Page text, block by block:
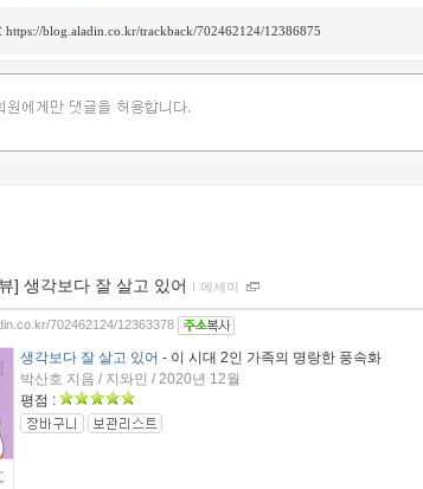
https://blog.aladin.co.kr/trackback/702462124/12386875
] 생각보다 잘 살고 있어 ｌ 에세이
702462124/12363378
생각보다 잘 살고 있어 - 이 시대 2인 가족의 명랑한 풍속화
박산호 지음 / 지와인 / 2020년 12월
평점 :